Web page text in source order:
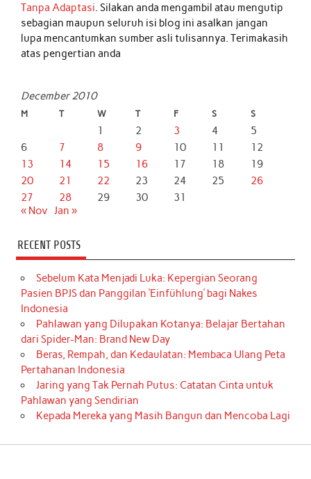
Tanpa Adaptasi. Silakan anda mengambil atau mengutip
sebagian maupun seluruh isi blog ini asalkan jangan
lupa mencantumkan sumber asli tulisannya. Terimakasih
atas pengertian anda
December 2010
M T W T F S S
1 2 3 4
5
6
7 8 9 10 11
12
13
14 15 16 17 18
19
20
21 22 23 24 25
26
27
28 29 30
31
« Nov Jan »
RECENT POSTS
Sebelum Kata Menjadi Luka: Kepergian Seorang
Pasien BPJS dan Panggilan ‘Einfühlung’ bagi Nakes
Indonesia
Pahlawan yang Dilupakan Kotanya: Belajar Bertahan
dari Spider-Man: Brand New Day
Beras, Rempah, dan Kedaulatan: Membaca Ulang Peta
Pertahanan Indonesia
Jaring yang Tak Pernah Putus: Catatan Cinta untuk
Pahlawan yang Sendirian
Kepada Mereka yang Masih Bangun dan Mencoba Lagi